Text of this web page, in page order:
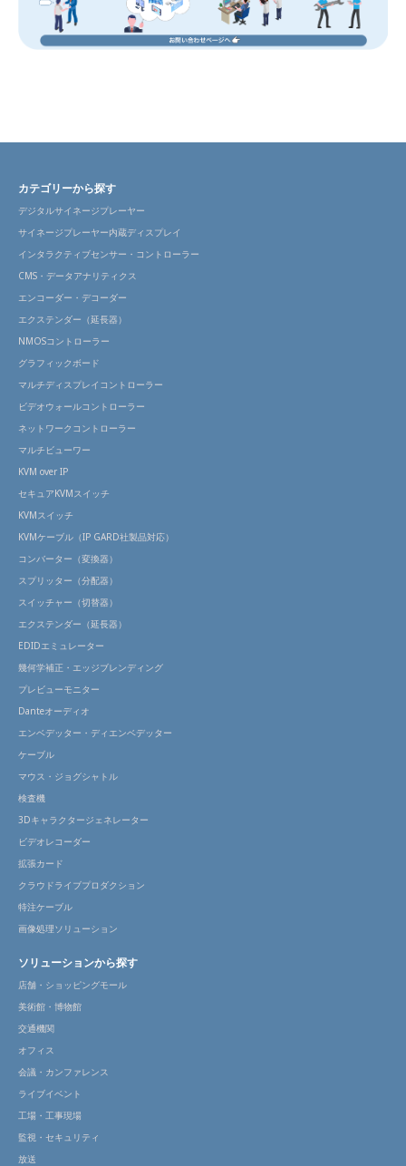
カテゴリーから探す
デジタルサイネージプレーヤー
サイネージプレーヤー内蔵ディスプレイ
インタラクティブセンサー・コントローラー
CMS・データアナリティクス
エンコーダー・デコーダー
エクステンダー（延長器）
NMOSコントローラー
グラフィックボード
マルチディスプレイコントローラー
ビデオウォールコントローラー
ネットワークコントローラー
マルチビューワー
KVM over IP
セキュアKVMスイッチ
KVMスイッチ
KVMケーブル（IP GARD社製品対応）
コンバーター（変換器）
スプリッター（分配器）
スイッチャー（切替器）
エクステンダー（延長器）
EDIDエミュレーター
幾何学補正・エッジブレンディング
プレビューモニター
Danteオーディオ
エンベデッター・ディエンベデッター
ケーブル
マウス・ジョグシャトル
検査機
3Dキャラクタージェネレーター
ビデオレコーダー
拡張カード
クラウドライブプロダクション
特注ケーブル
画像処理ソリューション
ソリューションから探す
店舗・ショッピングモール
美術館・博物館
交通機関
オフィス
会議・カンファレンス
ライブイベント
工場・工事現場
監視・セキュリティ
放送